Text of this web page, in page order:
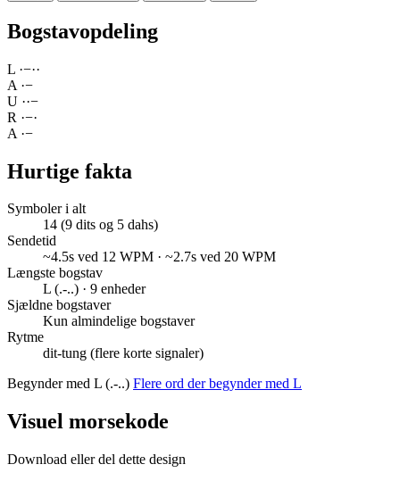
Bogstavopdeling
L ·−··
A ·−
U ··−
R ·−·
A ·−
Hurtige fakta
Symboler i alt
14 (9 dits og 5 dahs)
Sendetid
~4.5s ved 12 WPM · ~2.7s ved 20 WPM
Længste bogstav
L (.-..) · 9 enheder
Sjældne bogstaver
Kun almindelige bogstaver
Rytme
dit-tung (flere korte signaler)
Begynder med L (.-..) Flere ord der begynder med L
Visuel morsekode
Download eller del dette design